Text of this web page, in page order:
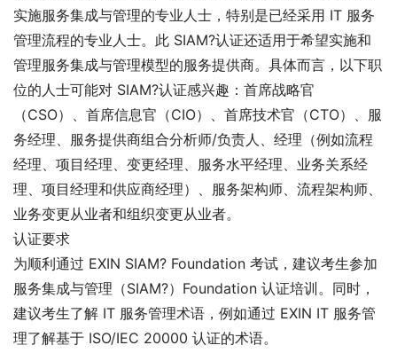
实施服务集成与管理的专业人士，特别是已经采用 IT 服务
管理流程的专业人士。此 SIAM?认证还适用于希望实施和
管理服务集成与管理模型的服务提供商。具体而言，以下职
位的人士可能对 SIAM?认证感兴趣：首席战略官
（CSO）、首席信息官（CIO）、首席技术官（CTO）、服
务经理、服务提供商组合分析师/负责人、经理（例如流程
经理、项目经理、变更经理、服务水平经理、业务关系经
理、项目经理和供应商经理）、服务架构师、流程架构师、
业务变更从业者和组织变更从业者。
认证要求
为顺利通过 EXIN SIAM? Foundation 考试，建议考生参加
服务集成与管理（SIAM?）Foundation 认证培训。同时，
建议考生了解 IT 服务管理术语，例如通过 EXIN IT 服务管
理了解基于 ISO/IEC 20000 认证的术语。